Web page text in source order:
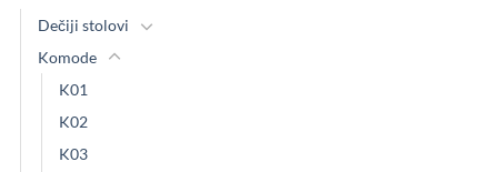
Dečiji stolovi
Komode
K01
K02
K03